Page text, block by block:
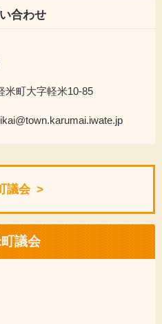
合わせ
町大字軽米10-85
議会
議会